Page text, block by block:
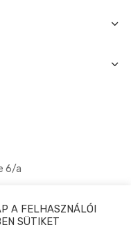
6/a
A FELHASZNÁLÓI
SÜTIKET